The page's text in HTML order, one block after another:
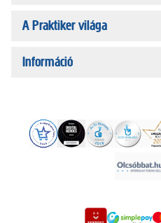
A Praktiker világa
Információ